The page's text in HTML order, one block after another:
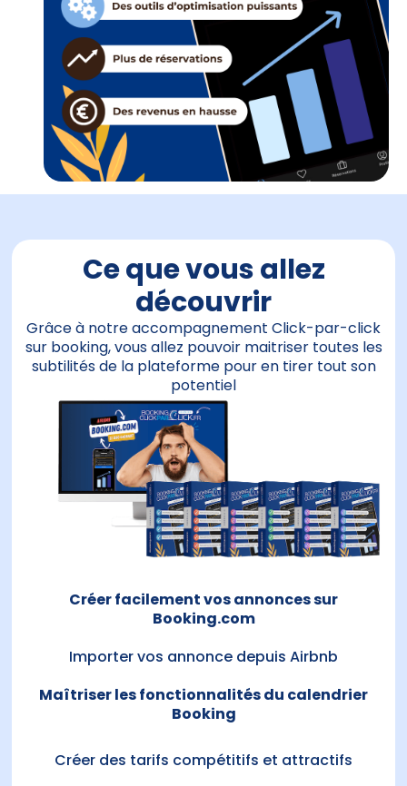
Ce que vous allez
découvrir
Grâce à notre accompagnement Click-par-click
sur booking, vous allez pouvoir maitriser toutes les
subtilités de la plateforme pour en tirer tout son
potentiel
Créer facilement vos annonces sur
Booking.com
Importer vos annonce depuis Airbnb
Maîtriser les fonctionnalités du calendrier
Booking
Créer des tarifs compétitifs et attractifs